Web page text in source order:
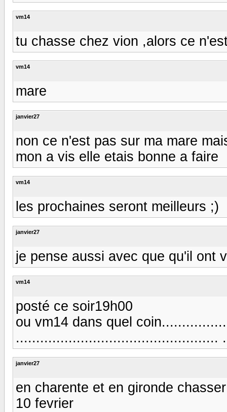
vm14
tu chasse chez vion ,alors ce
vm14
mare
janvier27
non ce n'est pas sur ma mare
mon a vis elle etais bonne a faire
vm14
les prochaines seront meilleurs ;)
janvier27
je pense aussi avec que qu'il ont
vm14
posté ce soir19h00
ou vm14 dans quel
..................................................
janvier27
en charente et en gironde
10 fevrier